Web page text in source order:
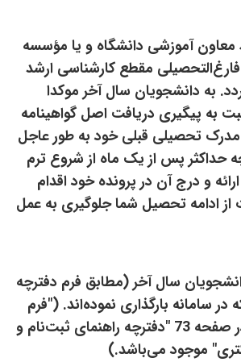
معاون آموزشی دانشگاه و یا مؤسسه
مقطع کارشناسی ارشد
به دانشجویان سال آخر موکدا
به پیگیری دریافت اصل گواهینامه
مدرک تحصیلی قبلی خود به طور عاجل
حداکثر پس از یک ماه از شروع ترم
و درج آن در پرونده خود اقدام
از ادامه تحصیل شما جلوگیری به عمل
سال آخر (مطابق فرم دفترچه
سامانه بارگذاری نموده‌اند. ("فرم
مخصوص معدل" در صفحه 73 "دفترچه راهنمای ثبت‌نام و
موجود می‌باشد.)